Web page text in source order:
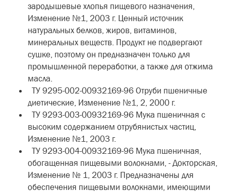
зародышевые хлопья пищевого назначения,
Изменение №1, 2003 г. Ценный источник
натуральных белков, жиров, витаминов,
минеральных веществ. Продукт не подвергают
сушке, поэтому он предназначен только для
промышленной переработки, а также для отжима
масла.
ТУ 9295-002-00932169-96 Отруби пшеничные
диетические, Изменение №1, 2, 2000 г.
ТУ 9293-003-00932169-96 Мука пшеничная с
высоким содержанием отрубянистых частиц,
Изменение №1, 2003 г.
ТУ 9293-004-00932169-96 Мука пшеничная,
обогащенная пищевыми волокнами, - Докторская,
Изменение № 1, 2003 г. Предназначены для
обеспечения пищевыми волокнами, имеющими